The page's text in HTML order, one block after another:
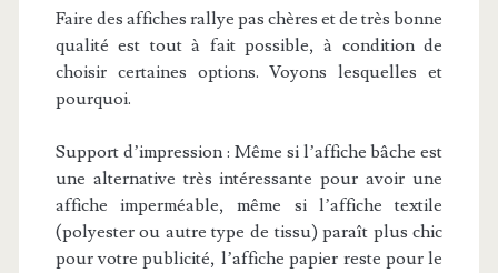
Faire des affiches rallye pas chères et de très bonne
qualité est tout à fait possible, à condition de
choisir certaines options. Voyons lesquelles et
pourquoi.
Support d’impression : Même si l’affiche bâche est
une alternative très intéressante pour avoir une
affiche imperméable, même si l’affiche textile
(polyester ou autre type de tissu) paraît plus chic
pour votre publicité, l’affiche papier reste pour le